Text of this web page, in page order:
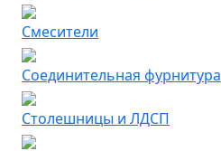
Смесители
Соединительная фурнитура
Столешницы и ЛДСП